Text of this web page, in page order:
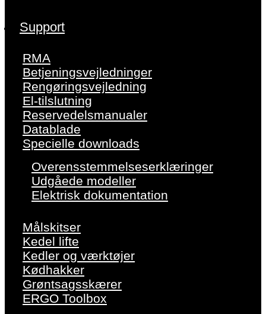
Support
RMA
Betjeningsvejledninger
Rengøringsvejledning
El-tilslutning
Reservedelsmanualer
Datablade
Specielle downloads
Overensstemmelseserklæringer
Udgåede modeller
Elektrisk dokumentation
Målskitser
Kedel lifte
Kedler og værktøjer
Kødhakker
Grøntsagsskærer
ERGO Toolbox